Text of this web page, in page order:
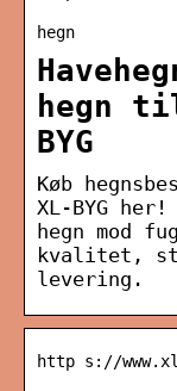
hegn
hegn
BYG
Køb
XL-BYG
hegn mod
kvalitet,
levering.
http s://